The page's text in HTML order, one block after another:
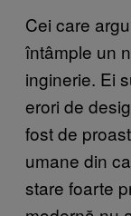
Cei care
întâmple un
inginerie. Ei
erori de
fost de
umane din
stare foarte